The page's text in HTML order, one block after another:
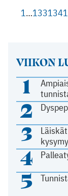
1…133134
VIIKON
1
2
3
4
5